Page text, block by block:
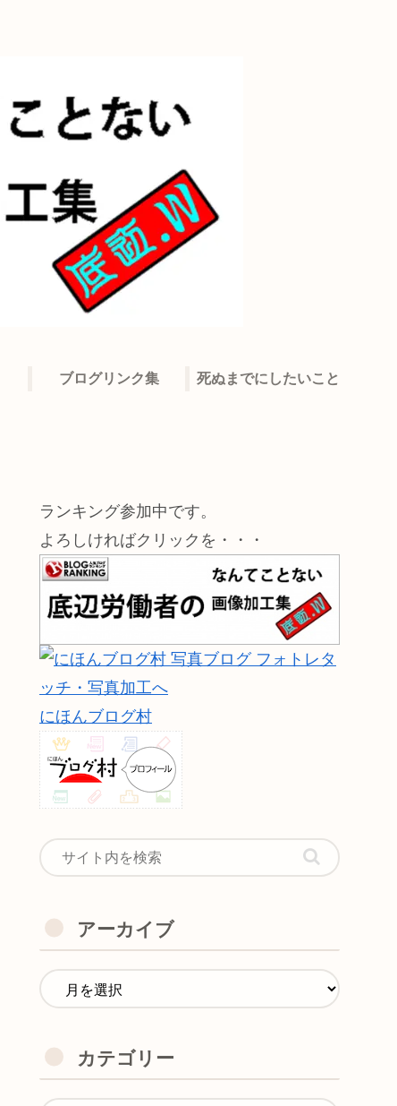
ブログリンク集 死ぬまでにしたいこと
ランキング参加中です。
よろしければクリックを・・・
にほんブログ村
アーカイブ
カテゴリー